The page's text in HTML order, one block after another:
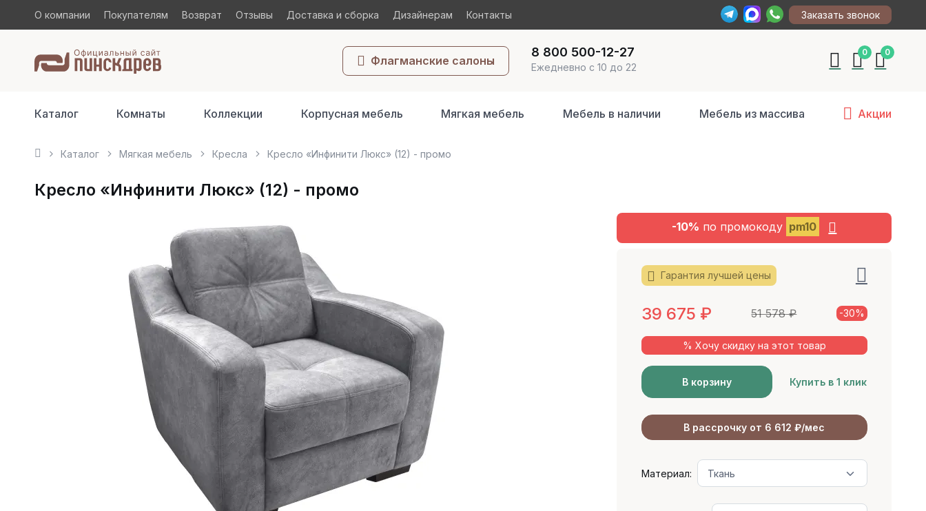
О компании Покупателям Возврат Отзывы Доставка и сборка Дизайнерам Контакты Заказать звонок
Флагманские салоны
8 800 500-12-27
Ежедневно с 10 до 22
0 0
Каталог Комнаты Коллекции Корпусная мебель Мягкая мебель Мебель в наличии Мебель из массива Акции
Каталог Мягкая мебель Кресла Кресло «Инфинити Люкс» (12) - промо
Кресло «Инфинити Люкс» (12) - промо
-10% по промокоду pm10
Гарантия лучшей цены
39 675 ₽ 51 578₽ -30%
% Хочу скидку на этот товар
В корзину Купить в 1 клик
В рассрочку от 6 612 ₽/мес
Материал: